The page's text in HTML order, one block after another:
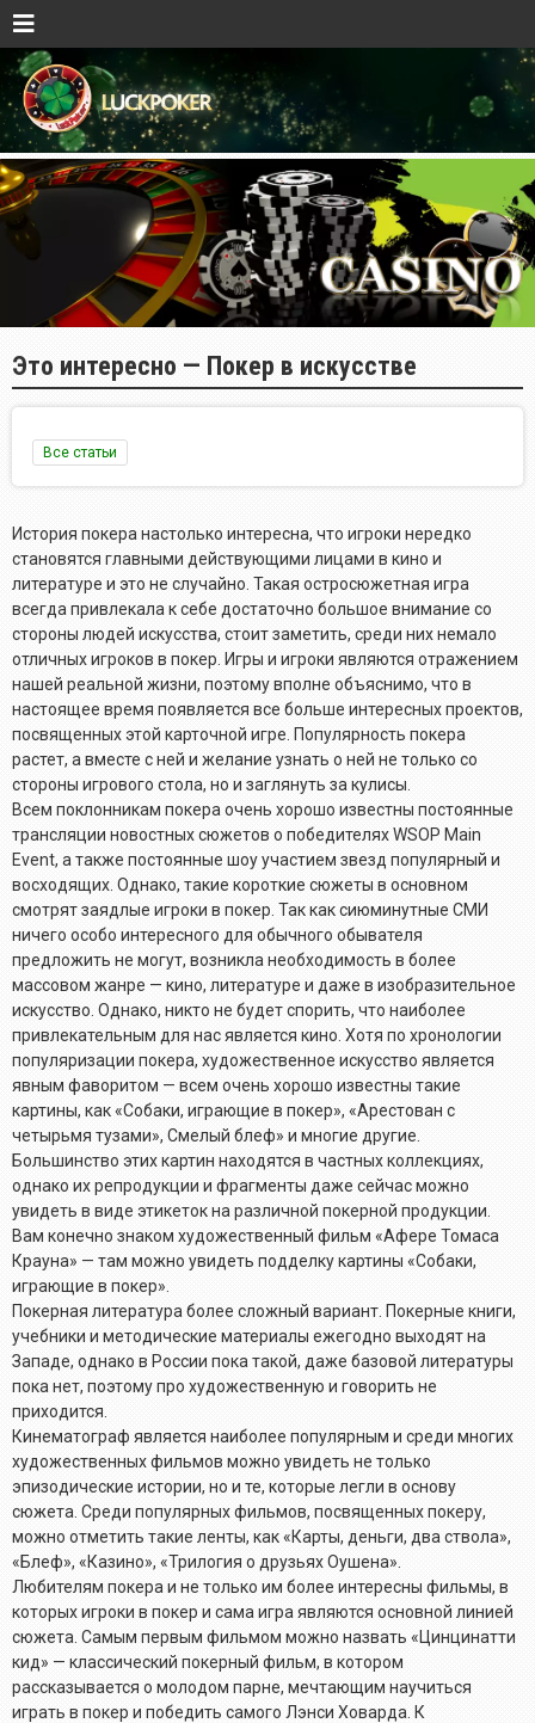
Это интересно — Покер в искусстве
Все статьи
История покера настолько интересна, что игроки нередко
становятся главными действующими лицами в кино и
литературе и это не случайно. Такая остросюжетная игра
всегда привлекала к себе достаточно большое внимание со
стороны людей искусства, стоит заметить, среди них немало
отличных игроков в покер. Игры и игроки являются отражением
нашей реальной жизни, поэтому вполне объяснимо, что в
настоящее время появляется все больше интересных проектов,
посвященных этой карточной игре. Популярность покера
растет, а вместе с ней и желание узнать о ней не только со
стороны игрового стола, но и заглянуть за кулисы.
Всем поклонникам покера очень хорошо известны постоянные
трансляции новостных сюжетов о победителях WSOP Main
Event, а также постоянные шоу участием звезд популярный и
восходящих. Однако, такие короткие сюжеты в основном
смотрят заядлые игроки в покер. Так как сиюминутные СМИ
ничего особо интересного для обычного обывателя
предложить не могут, возникла необходимость в более
массовом жанре — кино, литературе и даже в изобразительное
искусство. Однако, никто не будет спорить, что наиболее
привлекательным для нас является кино. Хотя по хронологии
популяризации покера, художественное искусство является
явным фаворитом — всем очень хорошо известны такие
картины, как «Собаки, играющие в покер», «Арестован с
четырьмя тузами», Смелый блеф» и многие другие.
Большинство этих картин находятся в частных коллекциях,
однако их репродукции и фрагменты даже сейчас можно
увидеть в виде этикеток на различной покерной продукции.
Вам конечно знаком художественный фильм «Афере Томаса
Крауна» — там можно увидеть подделку картины «Собаки,
играющие в покер».
Покерная литература более сложный вариант. Покерные книги,
учебники и методические материалы ежегодно выходят на
Западе, однако в России пока такой, даже базовой литературы
пока нет, поэтому про художественную и говорить не
приходится.
Кинематограф является наиболее популярным и среди многих
художественных фильмов можно увидеть не только
эпизодические истории, но и те, которые легли в основу
сюжета. Среди популярных фильмов, посвященных покеру,
можно отметить такие ленты, как «Карты, деньги, два ствола»,
«Блеф», «Казино», «Трилогия о друзьях Оушена».
Любителям покера и не только им более интересны фильмы, в
которых игроки в покер и сама игра являются основной линией
сюжета. Самым первым фильмом можно назвать «Цинцинатти
кид» — классический покерный фильм, в котором
рассказывается о молодом парне, мечтающим научиться
играть в покер и победить самого Лэнси Ховарда. К